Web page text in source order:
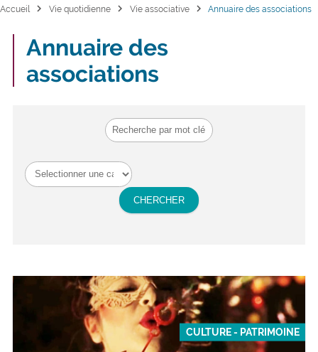
Accueil chevron_right Vie quotidienne chevron_right Vie associative chevron_right Annuaire des associations
Annuaire des
associations
CULTURE - PATRIMOINE